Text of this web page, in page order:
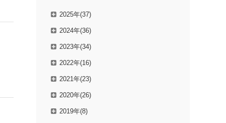
2025年(37)
2024年(36)
2023年(34)
2022年(16)
2021年(23)
2020年(26)
2019年(8)